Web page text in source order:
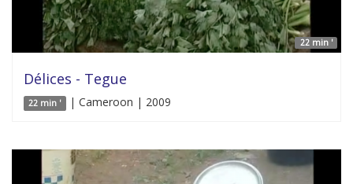
22 min '
Délices - Tegue
22 min ' | Cameroon | 2009